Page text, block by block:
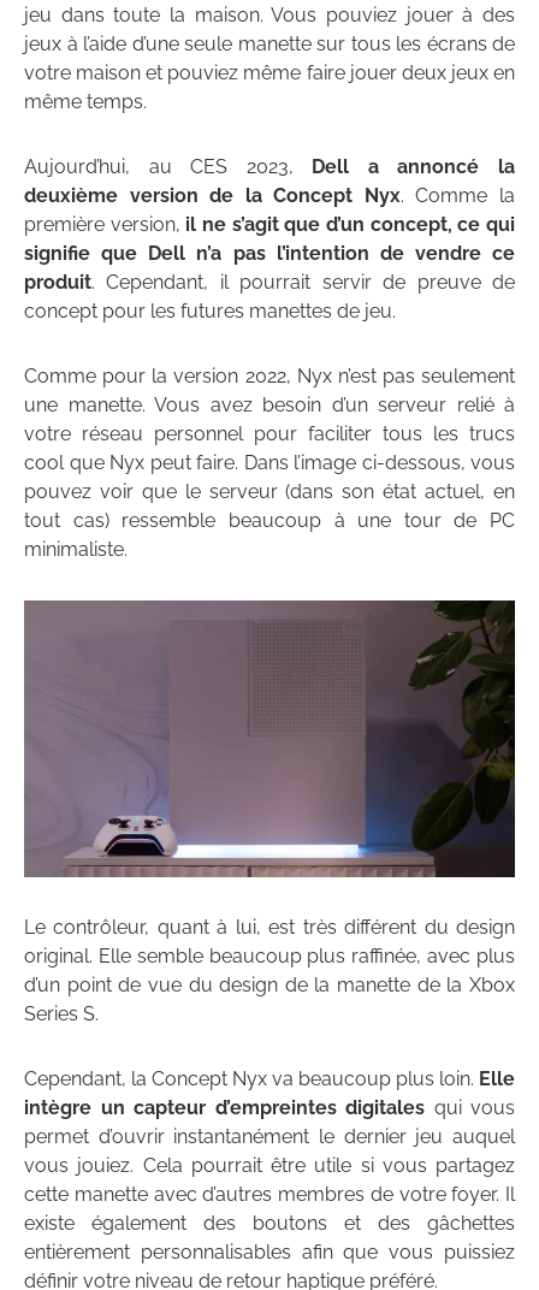
jeu dans toute la maison. Vous pouviez jouer à des
jeux à l’aide d’une seule manette sur tous les écrans de
votre maison et pouviez même faire jouer deux jeux en
même temps.
Aujourd’hui, au CES 2023, Dell a annoncé la
deuxième version de la Concept Nyx. Comme la
première version, il ne s’agit que d’un concept, ce qui
signifie que Dell n’a pas l’intention de vendre ce
produit. Cependant, il pourrait servir de preuve de
concept pour les futures manettes de jeu.
Comme pour la version 2022, Nyx n’est pas seulement
une manette. Vous avez besoin d’un serveur relié à
votre réseau personnel pour faciliter tous les trucs
cool que Nyx peut faire. Dans l’image ci-dessous, vous
pouvez voir que le serveur (dans son état actuel, en
tout cas) ressemble beaucoup à une tour de PC
minimaliste.
Le contrôleur, quant à lui, est très différent du design
original. Elle semble beaucoup plus raffinée, avec plus
d’un point de vue du design de la manette de la Xbox
Series S.
Cependant, la Concept Nyx va beaucoup plus loin. Elle
intègre un capteur d’empreintes digitales qui vous
permet d’ouvrir instantanément le dernier jeu auquel
vous jouiez. Cela pourrait être utile si vous partagez
cette manette avec d’autres membres de votre foyer. Il
existe également des boutons et des gâchettes
entièrement personnalisables afin que vous puissiez
définir votre niveau de retour haptique préféré.